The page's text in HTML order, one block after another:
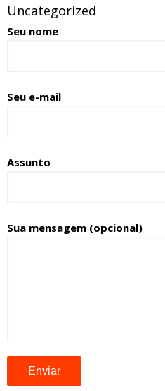
Uncategorized
Seu nome
Seu e-mail
Assunto
Sua mensagem (opcional)